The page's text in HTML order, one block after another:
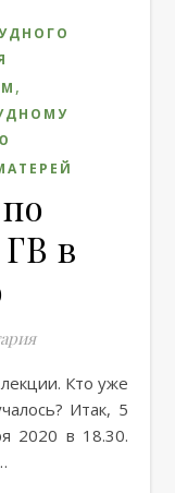
,
в
Итак, 5
2020 в 18.30.